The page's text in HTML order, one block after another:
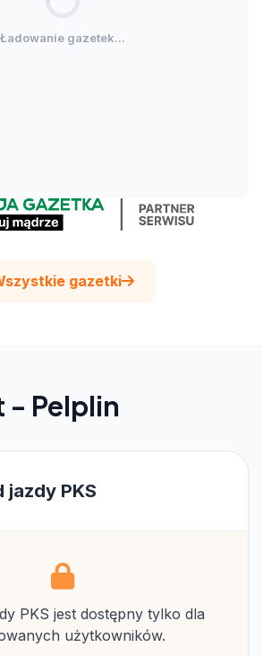
Ładowanie gazetek...
gazetki
- Pelplin
jazdy PKS
PKS jest dostępny tylko dla
użytkowników.